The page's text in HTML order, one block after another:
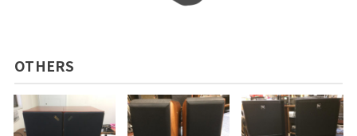
OTHERS